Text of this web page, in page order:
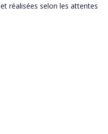
réalisées selon les attentes